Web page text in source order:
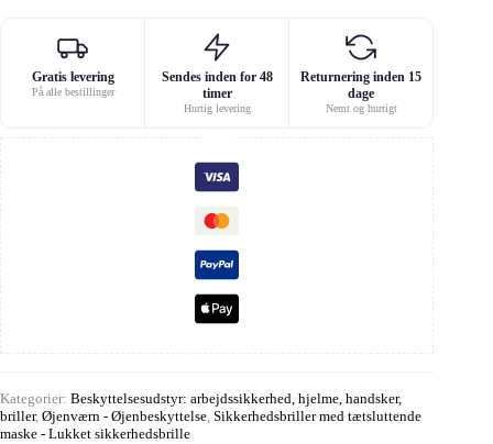
Gratis levering
På alle bestillinger
Sendes inden for 48
timer
Hurtig levering
Returnering inden 15
dage
Nemt og hurtigt
Kategorier: Beskyttelsesudstyr: arbejdssikkerhed, hjelme, handsker,
briller, Øjenværn - Øjenbeskyttelse Sikkerhedsbriller med tætsluttende
maske - Lukket sikkerhedsbrille